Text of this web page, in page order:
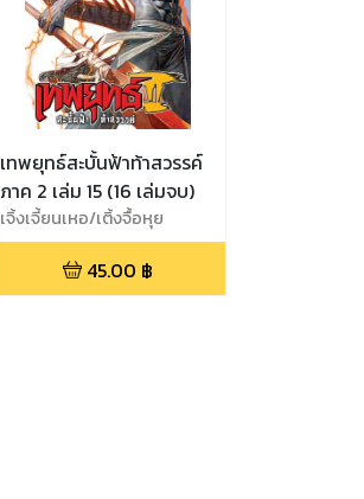
เทพยุทธ์สะบั้นฟ้าท้าสวรรค์
ภาค 2 เล่ม 15 (16 เล่มจบ)
เจิ้งเจี้ยนเหอ/เติ้งจื้อหุย
45.00 ฿